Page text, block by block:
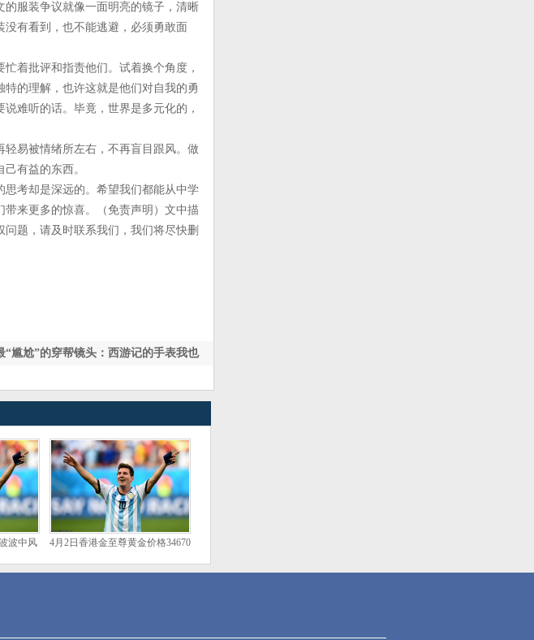
服装争议就像一面明亮的镜子，清晰
有看到，也不能逃避，必须勇敢面
着批评和指责他们。试着换个角度，
的理解，也许这就是他们对自我的勇
难听的话。毕竟，世界是多元化的，
易被情绪所左右，不再盲目跟风。做
有益的东西。
考却是深远的。希望我们都能从中学
来更多的惊喜。（免责声明）文中描
题，请及时联系我们，我们将尽快删
“尴尬”的穿帮镜头：西游记的手表我也
波中风
4月2日香港金至尊黄金价格34670